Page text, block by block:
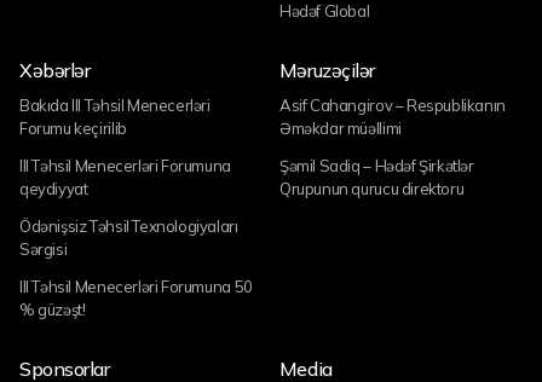
Hədəf Global
Xəbərlər
Bakıda III Təhsil Menecerləri
Forumu keçirilib
III Təhsil Menecerləri Forumuna
qeydiyyat
Ödənişsiz Təhsil Texnologiyaları
Sərgisi
III Təhsil Menecerləri Forumuna 50
% güzəşt!
Məruzəçilər
Asif Cahangirov – Respublikanın
Əməkdar müəllimi
Şəmil Sadiq – Hədəf Şirkətlər
Qrupunun qurucu direktoru
Sponsorlar Media